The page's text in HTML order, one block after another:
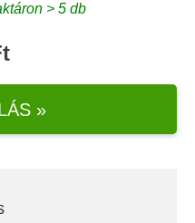
> 5 db
»